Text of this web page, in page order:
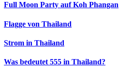
Full Moon Party auf Koh Phangan
Flagge von Thailand
Strom in Thailand
Was bedeutet 555 in Thailand?